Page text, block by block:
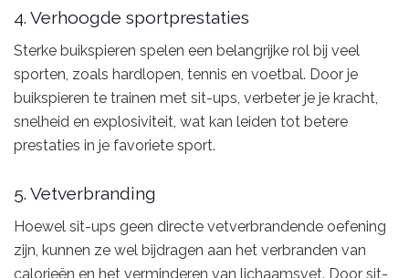
4. Verhoogde sportprestaties
Sterke buikspieren spelen een belangrijke rol bij veel
sporten, zoals hardlopen, tennis en voetbal. Door je
buikspieren te trainen met sit-ups, verbeter je je kracht,
snelheid en explosiviteit, wat kan leiden tot betere
prestaties in je favoriete sport.
5. Vetverbranding
Hoewel sit-ups geen directe vetverbrandende oefening
zijn, kunnen ze wel bijdragen aan het verbranden van
calorieën en het verminderen van lichaamsvet. Door sit-